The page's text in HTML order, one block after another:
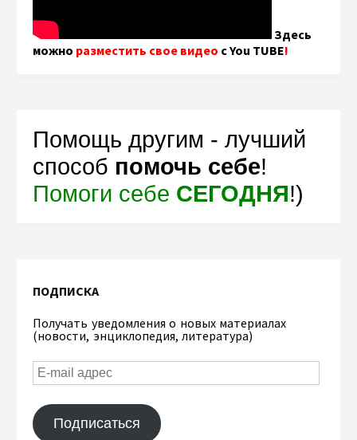
Здесь
можно разместить свое видео с You TUBE!
Помощь другим - лучший
способ помочь себе!
Помоги себе СЕГОДНЯ!)
ПОДПИСКА
Получать уведомления о новых материалах
(новости, энциклопедия, литература)
Подписаться